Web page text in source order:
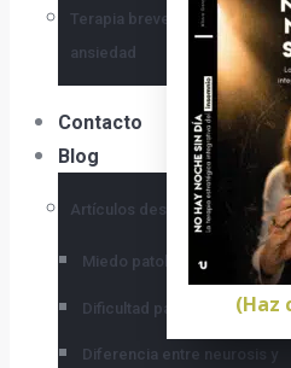
Terapia breve estrategica
ansiedad
Contacto
Blog
Artículos destacados
Miedo patológico
Dificultad para tomar
Diferencia entre neurosis y
(Haz